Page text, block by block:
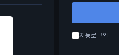
자동로그인